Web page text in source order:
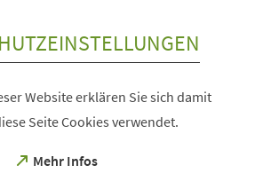
Website erklären Sie sich damit
Seite Cookies verwendet.
Mehr Infos
(Öffnet